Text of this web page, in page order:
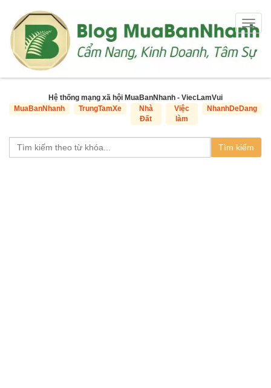
Hệ thống mạng xã hội MuaBanNhanh - ViecLamVui
MuaBanNhanh
TrungTamXe
Nhà
Đất
Việc
làm
NhanhDeDang
Tìm kiếm